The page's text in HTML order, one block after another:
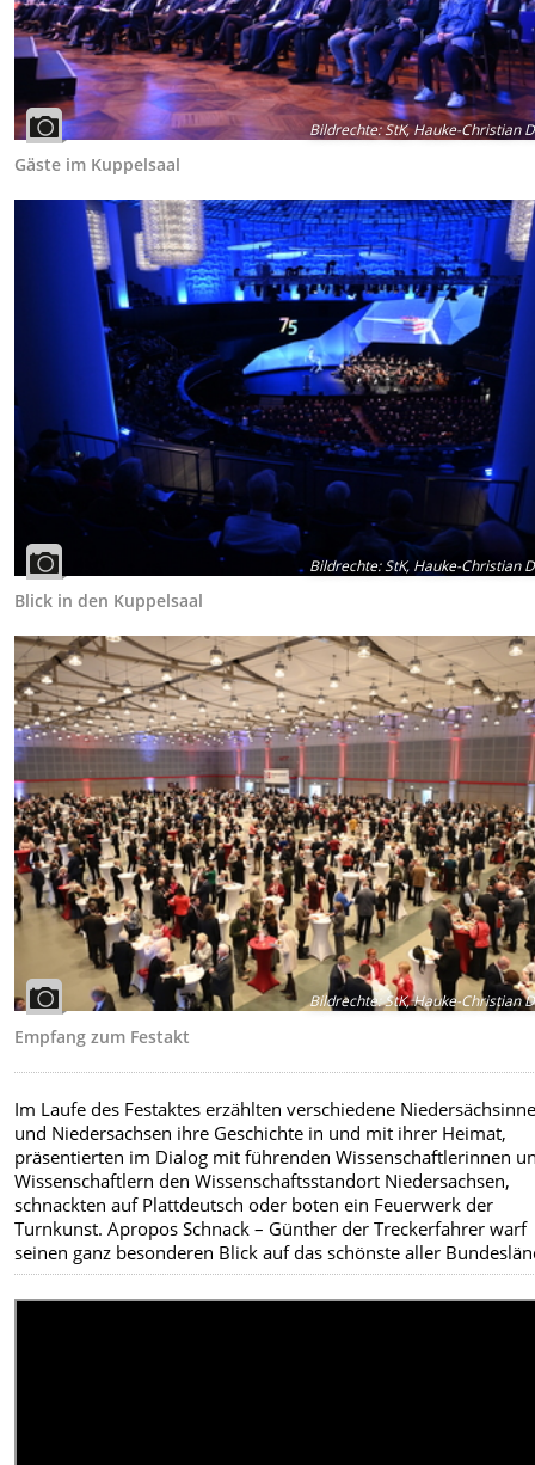
Bildrechte:StK, Hauke-Christian
Gäste im Kuppelsaal
Bildrechte:StK, Hauke-Christian
Blick in den Kuppelsaal
Bildrechte:StK, Hauke-Christian
Empfang zum Festakt
Im Laufe des Festaktes erzählten verschiedene
und Niedersachsen ihre Geschichte in und mit ihrer Heimat,
präsentierten im Dialog mit führenden Wissenschaftlerinnen
Wissenschaftlern den Wissenschaftsstandort Niedersachsen,
schnackten auf Plattdeutsch oder boten ein Feuerwerk der
Turnkunst. Apropos Schnack – Günther der Treckerfahrer warf
seinen ganz besonderen Blick auf das schönste aller